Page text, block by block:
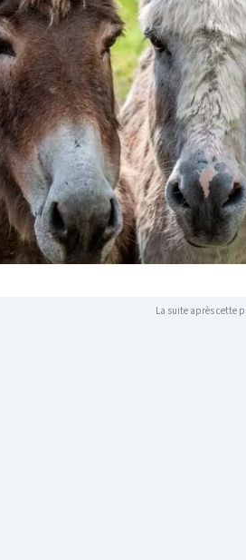
La suite après cette